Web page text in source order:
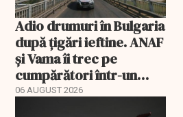
Adio drumuri în Bulgaria
după țigări ieftine. ANAF
și Vama îi trec pe
cumpărători într-un
registru electronic
06 AUGUST 2026